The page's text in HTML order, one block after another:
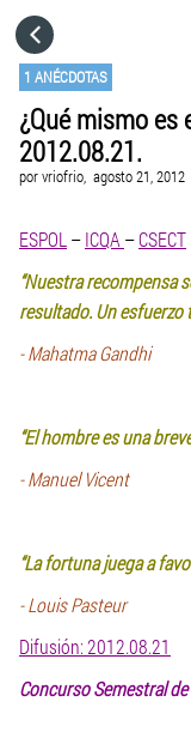
1 ANÉCDOTAS
¿Qué mismo es
2012.08.21.
porvriofrio, agosto 21, 2012
ESPOL –ICQA –CSECT
“Nuestra recompensa
resultado. Un esfuerzo
- Mahatma Gandhi
“El hombre es una
- Manuel Vicent
“La fortuna juega a
- Louis Pasteur
Difusión: 2012.08.21
Concurso Semestral